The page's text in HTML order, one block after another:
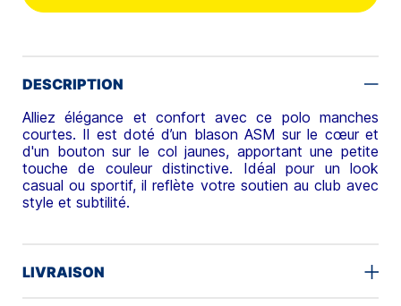
DESCRIPTION
Alliez élégance et confort avec ce polo manches
courtes. Il est doté d’un blason ASM sur le cœur et
d'un bouton sur le col jaunes, apportant une petite
touche de couleur distinctive. Idéal pour un look
casual ou sportif, il reflète votre soutien au club avec
style et subtilité.
LIVRAISON